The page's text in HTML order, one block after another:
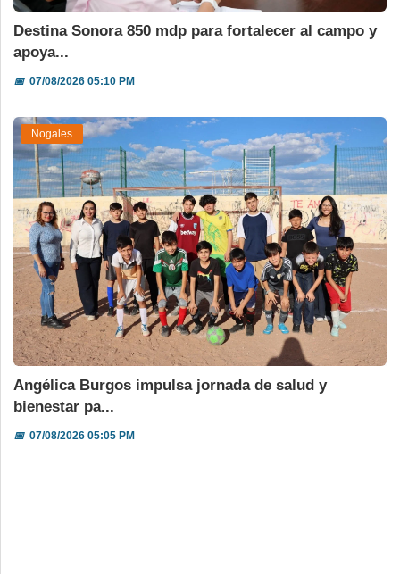
Destina Sonora 850 mdp para fortalecer al campo y
apoya...
📅07/08/2026 05:10 PM
Nogales
Angélica Burgos impulsa jornada de salud y
bienestar pa...
📅07/08/2026 05:05 PM